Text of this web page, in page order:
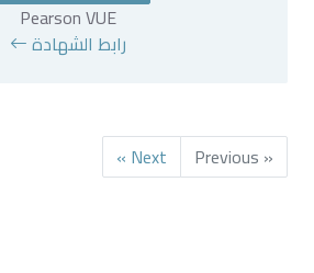
Pearson VUE
رابط الشهادة
« Previous
Next »